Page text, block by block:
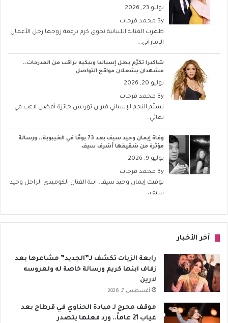
يوليو 23, 2026
By محمد فرحات
ظهرت الفنانة اللبنانية نجوى كرم برفقة زوجها رجل الأعمال
الإماراتي...
شاكيرا تكرّم بطل إسبانيا وبيكيه يراقب من المدرجات..
مشهدان يشعلان مواقع التواصل
يوليو 20, 2026
By محمد فرحات
تسلّم النجم الإسباني فيران توريس جائزة أفضل لاعب في
نهائي...
وفاة إيمان وحيد سيف بعد 73 يومًا في الغيبوبة.. ورسالة
مؤثرة من شقيقها أشرف سيف
يوليو 9, 2026
By محمد فرحات
توفيت إيمان وحيد سيف، ابنة الفنان الكوميدي الراحل وحيد
سيف،...
آخر الأخبار
رابعة الزيات تكشف لـ”الجديد” مشاعرها بعد
زفاف ابنها كريم ورسالة خاصة له ولعروسه
لارين
أغسطس 7, 2026
موقف محرج لـ ميادة الحناوي في قرطاج بعد
غياب 21 عاماً.. ورد فعلها يتصدر